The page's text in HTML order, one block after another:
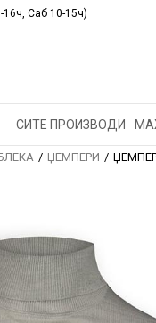
16ч, Саб 10-15ч)
СИТЕ ПРОИЗВОДИ
ЏЕМПЕРИ